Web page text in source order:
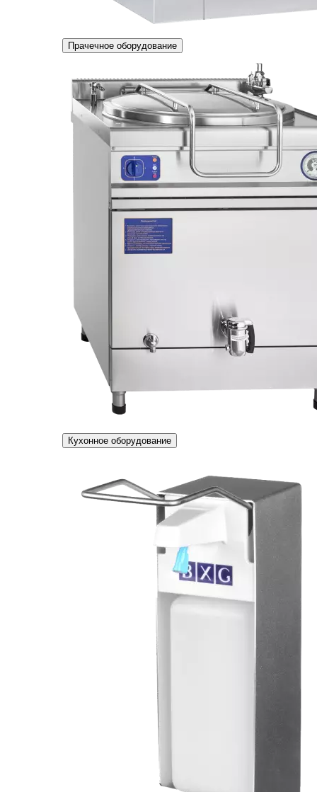
Прачечное оборудование
Кухонное оборудование